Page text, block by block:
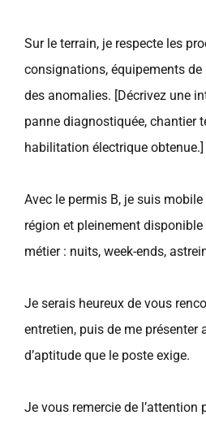
Sur le terrain, je respecte les
consignations, équipements
des anomalies. [Décrivez une
panne diagnostiquée, chantier
habilitation électrique obtenue.]
Avec le permis B, je suis
région et pleinement
métier : nuits, week-ends,
Je serais heureux de vous
entretien, puis de me présenter
d’aptitude que le poste exige.
Je vous remercie de l’attention